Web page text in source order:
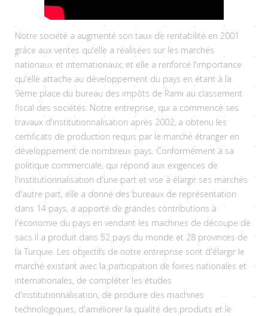
Notre société a augmenté son taux de rentabilité en 2001
grâce aux ventes qu'elle a réalisées sur les marchés
nationaux et internationaux, et elle a renforcé l'importance
qu'elle attache au développement du pays en étant à la
9ème place du bureau des impôts de Rami au classement
fiscal des sociétés. Notre entreprise, qui a commencé ses
travaux d'institutionnalisation après 2002, a obtenu les
certificats de production requis par le marché étranger en
développement de nombreux pays. Conformément à sa
politique commerciale, qui répond aux exigences de
l'institutionnalisation d'une part et vise à élargir ses marchés
d'autre part, elle a donné des bureaux de représentation
dans 14 pays, a apporté de grandes contributions à
l'économie du pays en vendant les machines de découpe de
sacs il a produit dans 52 pays du monde et 28 provinces de
la Turquie. Les objectifs de notre entreprise sont d'élargir le
marché existant avec la participation de foires nationales et
internationales, de compléter les études
d'institutionnalisation, de produire des machines
technologiques, d'améliorer la qualité des produits et le